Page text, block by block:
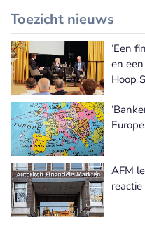
Toezicht nieuws
‘Een
en
Hoop
AFM